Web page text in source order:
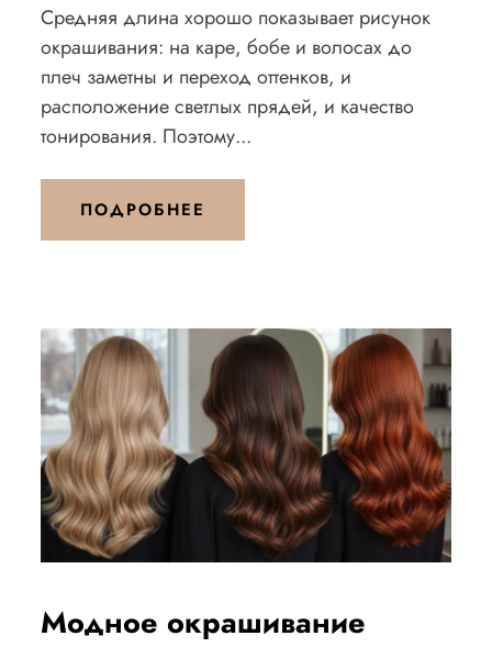
Средняя длина хорошо показывает рисунок
окрашивания: на каре, бобе и волосах до
плеч заметны и переход оттенков, и
расположение светлых прядей, и качество
тонирования. Поэтому...
ПОДРОБНЕЕ
Модное окрашивание